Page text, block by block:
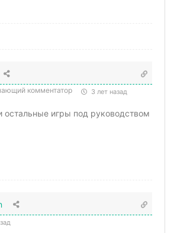
комментатор 3 лет назад
остальные игры под руководством